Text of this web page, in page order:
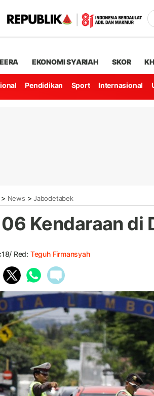
EKONOMI SYARIAH SKOR
Pendidikan Sport Internasional
> News > Jabodetabek
Kendaraan di
Red: Teguh Firmansyah